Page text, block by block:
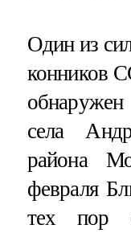
Один из
конников
села
района
февраля
тех пор